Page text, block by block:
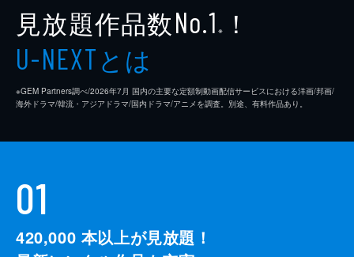
見放題作品数No.1 ※ ！
U-NEXTとは
※GEM Partners調べ/2026年7⽉ 国内の主要な定額制動画配信サービスにおける洋画/邦画/
海外ドラマ/韓流・アジアドラマ/国内ドラマ/アニメを調査。別途、有料作品あり。
01
420,000 本以上が見放題！